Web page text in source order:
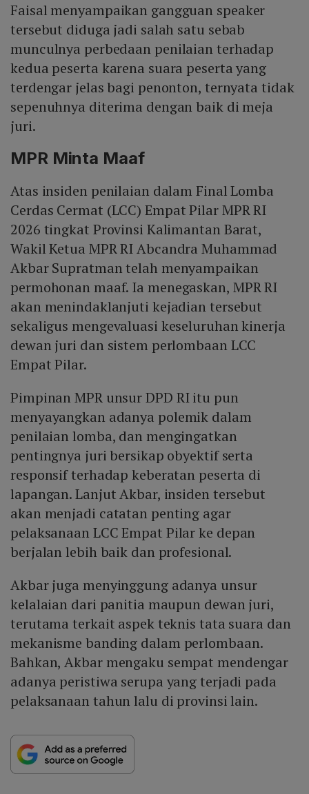
Faisal menyampaikan gangguan speaker
tersebut diduga jadi salah satu sebab
munculnya perbedaan penilaian terhadap
kedua peserta karena suara peserta yang
terdengar jelas bagi penonton, ternyata tidak
sepenuhnya diterima dengan baik di meja
juri.
MPR Minta Maaf
Atas insiden penilaian dalam Final Lomba
Cerdas Cermat (LCC) Empat Pilar MPR RI
2026 tingkat Provinsi Kalimantan Barat,
Wakil Ketua MPR RI Abcandra Muhammad
Akbar Supratman telah menyampaikan
permohonan maaf. Ia menegaskan, MPR RI
akan menindaklanjuti kejadian tersebut
sekaligus mengevaluasi keseluruhan kinerja
dewan juri dan sistem perlombaan LCC
Empat Pilar.
Pimpinan MPR unsur DPD RI itu pun
menyayangkan adanya polemik dalam
penilaian lomba, dan mengingatkan
pentingnya juri bersikap obyektif serta
responsif terhadap keberatan peserta di
lapangan. Lanjut Akbar, insiden tersebut
akan menjadi catatan penting agar
pelaksanaan LCC Empat Pilar ke depan
berjalan lebih baik dan profesional.
Akbar juga menyinggung adanya unsur
kelalaian dari panitia maupun dewan juri,
terutama terkait aspek teknis tata suara dan
mekanisme banding dalam perlombaan.
Bahkan, Akbar mengaku sempat mendengar
adanya peristiwa serupa yang terjadi pada
pelaksanaan tahun lalu di provinsi lain.